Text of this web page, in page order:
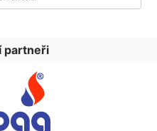
partneři